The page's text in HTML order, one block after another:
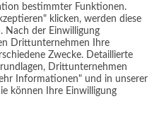
& Umsetzung: